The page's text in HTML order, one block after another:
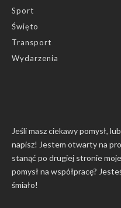
Sport
Święto
Transport
Wydarzenia
Jeśli masz ciekawy pomysł,
napisz! Jestem otwarty na
stanąć po drugiej stronie
pomysł na współpracę?
śmiało!